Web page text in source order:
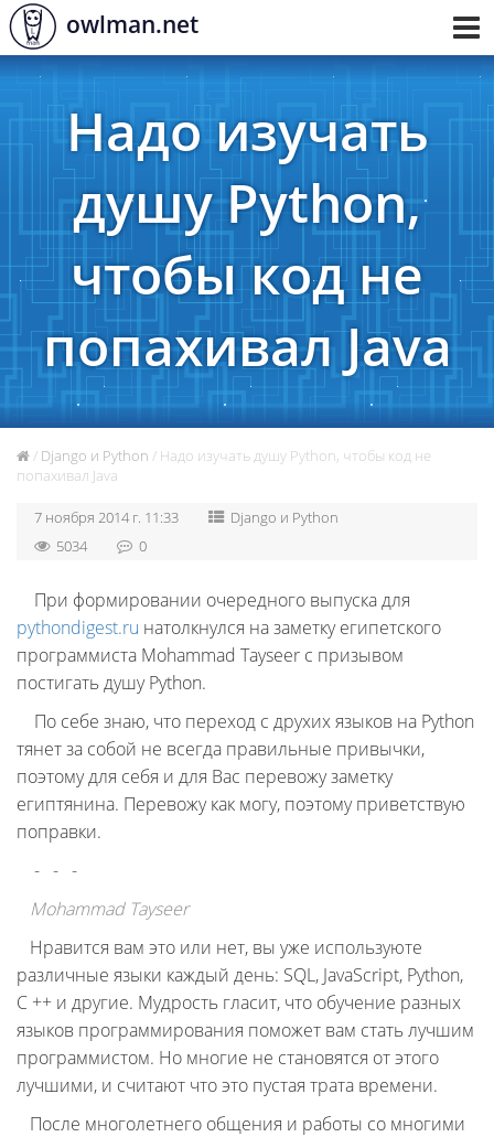
owlman.net
Надо изучать
душу Python,
чтобы код не
попахивал Java
/ Django и Python / Надо изучать душу Python, чтобы код не
попахивал Java
7 ноября 2014 г. 11:33
Django и Python
5034
0
При формировании очередного выпуска для
pythondigest.ru натолкнулся на заметку египетского
программиста Mohammad Tayseer с призывом
постигать душу Python.
По себе знаю, что переход с друхих языков на Python
тянет за собой не всегда правильные привычки,
поэтому для себя и для Вас перевожу заметку
египтянина. Перевожу как могу, поэтому приветствую
поправки.
- - -
Mohammad Tayseer
Нравится вам это или нет, вы уже используюте
различные языки каждый день: SQL, JavaScript, Python,
C ++ и другие. Мудрость гласит, что обучение разных
языков программирования поможет вам стать лучшим
программистом. Но многие не становятся от этого
лучшими, и считают что это пустая трата времени.
После многолетнего общения и работы со многими